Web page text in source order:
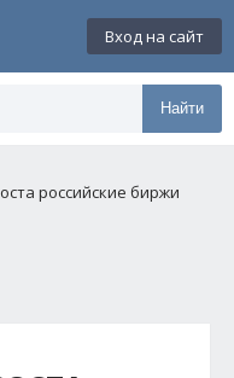
Вход на сайт
Найти
российские биржи